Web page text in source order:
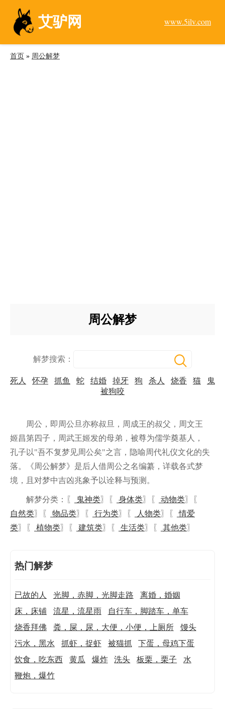
www.5ilv.com
艾驴网
首页 » 周公解梦
周公解梦
解梦搜索：
死人 怀孕 抓鱼 蛇 结婚 掉牙 狗 杀人 烧香 猫
鬼
被狗咬
周公，即周公旦亦称叔旦，周成王的叔父，周文王
姬昌第四子，周武王姬发的母弟，被尊为儒学奠基人，
孔子以"吾不复梦见周公矣"之言，隐喻周代礼仪文化的失
落。《周公解梦》是后人借周公之名编纂，详载各式梦
境，且对梦中吉凶兆象予以诠释与预测。
解梦分类：〖 鬼神类〗〖 身体类〗〖 动物类〗〖
自然类〗〖 物品类〗〖 行为类〗〖 人物类〗〖
情爱
类〗〖 植物类〗〖 建筑类〗〖 生活类〗〖 其他类〗
热门解梦
已故的人 光脚，赤脚，光脚走路
离婚，婚姻
床，床铺
流星，流星雨
自行车，脚踏车，单车
烧香拜佛
粪，屎，尿，大便，小便，上厕所
馒头
污水，黑水
抓虾，捉虾 被猫抓
下蛋，母鸡下蛋
饮食，吃东西
黄瓜 爆炸 洗头 板栗，栗子
水
鞭炮，爆竹